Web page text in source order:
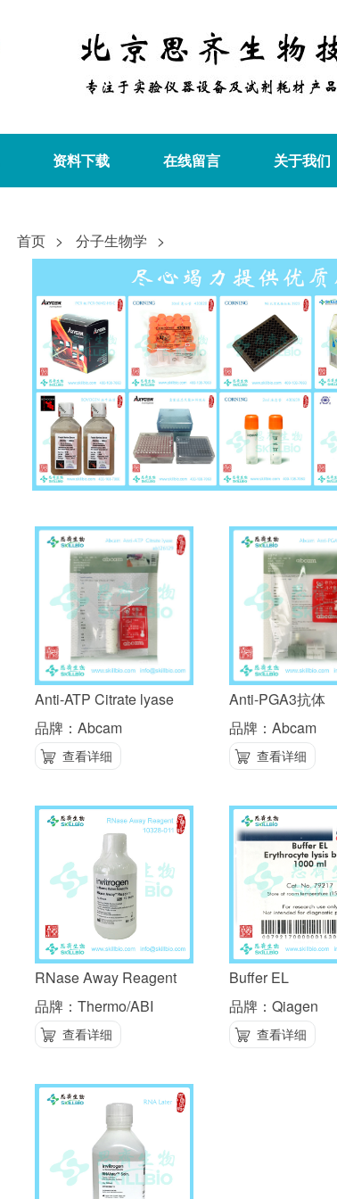
资料下载 在线留言 关于我们
首页 分子生物学
Anti-ATP Citrate lyase
品牌：Abcam
查看详细
Anti-PGA3抗体
品牌：Abcam
查看详细
RNase Away Reagent
品牌：Thermo/ABI
查看详细
Buffer EL
品牌：Qiagen
查看详细